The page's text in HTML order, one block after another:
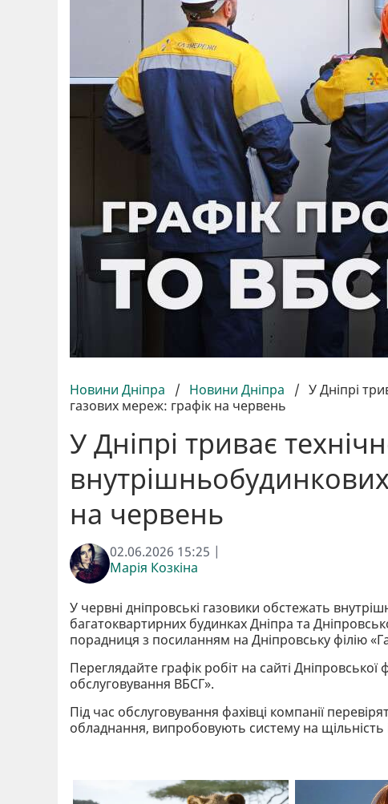
Новини Дніпра / Новини Дніпра / У Дніпрі
газових мереж: графік на червень
У Дніпрі триває
на червень
02.06.2026 15:25 |
Марія Козкіна
У червні дніпровські газовики обстежать
багатоквартирних будинках Дніпра та
порадниця з посиланням на Дніпровську філію
Переглядайте графік робіт на сайті Дніпровської
обслуговування ВБСГ».
Під час обслуговування фахівці компанії
обладнання, випробовують систему на щільність